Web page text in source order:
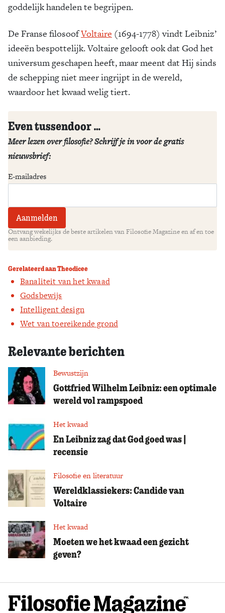
Gerelateerd aan Theodicee
Banaliteit van het kwaad
Godsbewijs
Intelligent design
Wet van toereikende grond
goddelijk handelen te begrijpen.
De Franse filosoofVoltaire (1694-1778) vindt Leibniz’
ideeën bespottelijk. Voltaire gelooft ook dat God het
universum geschapen heeft, maar meent dat Hij sinds
de schepping niet meer ingrijpt in de wereld,
waardoor het kwaad welig tiert.
Even tussendoor …
Meer lezen over filosofie? Schrijf je in voor de gratis
nieuwsbrief:
E-mailadres
Ontvang wekelijks de beste artikelen van Filosofie Magazine en af en toe
een aanbieding.
Relevante berichten
Bewustzijn
Gottfried Wilhelm Leibniz: een optimale
wereld vol rampspoed
Het kwaad
En Leibniz zag dat God goed was |
recensie
Filosofie en literatuur
Wereldklassiekers: Candide van
Voltaire
Het kwaad
Moeten we het kwaad een gezicht
geven?